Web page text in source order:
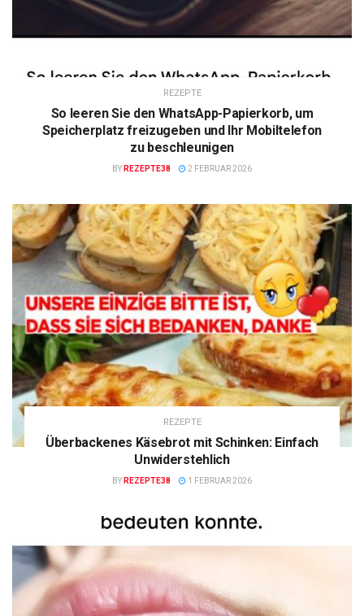
REZEPTE
So leeren Sie den WhatsApp-Papierkorb, um
Speicherplatz freizugeben und Ihr Mobiltelefon
zu beschleunigen
BY REZEPTE38 2 FEBRUAR 2026
REZEPTE
Überbackenes Käsebrot mit Schinken: Einfach
Unwiderstehlich
BY REZEPTE38 1 FEBRUAR 2026